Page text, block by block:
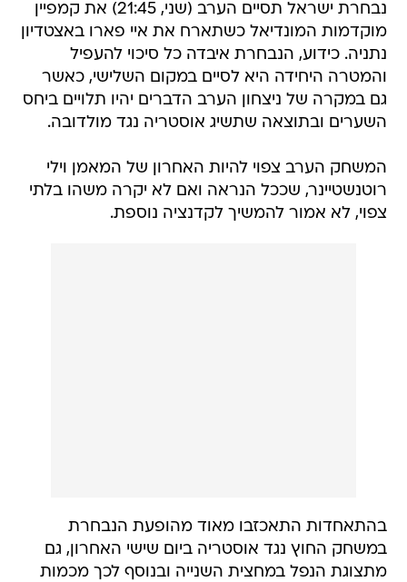
נבחרת ישראל תסיים הערב (שני, 21:45) את קמפיין
מוקדמות המונדיאל כשתארח את איי פארו באצטדיון
נתניה. כידוע, הנבחרת איבדה כל סיכוי להעפיל
והמטרה היחידה היא לסיים במקום השלישי, כאשר
גם במקרה של ניצחון הערב הדברים יהיו תלויים ביחס
השערים ובתוצאה שתשיג אוסטריה נגד מולדובה.
המשחק הערב צפוי להיות האחרון של המאמן וילי
רוטנשטיינר, שככל הנראה ואם לא יקרה משהו בלתי
צפוי, לא אמור להמשיך לקדנציה נוספת.
בהתאחדות התאכזבו מאוד מהופעת הנבחרת
במשחק החוץ נגד אוסטריה ביום שישי האחרון, גם
מתצוגת הנפל במחצית השנייה ובנוסף לכך מכמות